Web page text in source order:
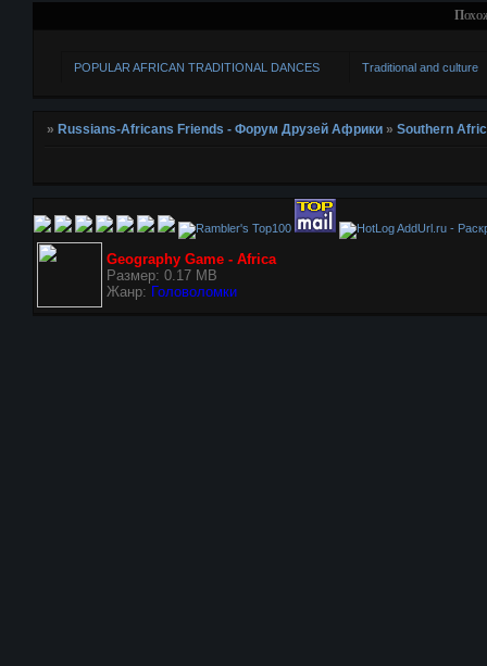
POPULAR AFRICAN TRADITIONAL DANCES Traditional and culture
» Russians-Africans Friends - Форум Друзей Африки »Southern
AddUrl.ru -
Geography Game - Africa
Размер: 0.17 MB
Жанр: Головоломки